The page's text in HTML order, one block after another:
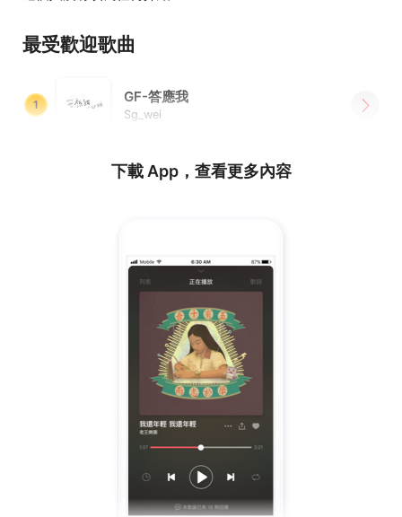
最受歡迎歌曲
1 GF-答應我
Sg_wei
下載 App，查看更多內容